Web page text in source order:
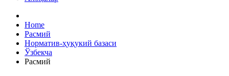
Home
Расмий
Норматив-ҳуқукий базаси
Ўзбекча
Расмий